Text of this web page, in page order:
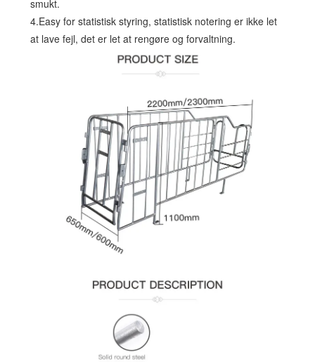
smukt.
4.Easy for statistisk styring, statistisk notering er ikke let
at lave fejl, det er let at rengøre og forvaltning.